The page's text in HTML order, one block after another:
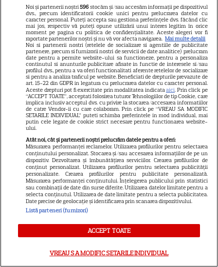
SERIALE
Noi și partenerii noștri596 stocăm și/sau accesăm informații pe dispozitivul
dvs., precum identificatorii cookie unici pentru prelucrarea datelor cu
caracter personal. Puteți accepta sau gestiona preferințele dvs. făcând clic
mai jos, respectiv vă puteți opune utilizării unui interes legitim în orice
moment pe pagina cu politica de confidențialitate. Aceste alegeri vor fi
raportate partenerilor noștri și nu vă vor afecta navigarea. Mai multe detalii
Noi si partenerii nostri (retelele de socializare si agentiile de publicitate
partenere, precum si furnizorii nostri de servicii de date analitice) prelucram
date pentru a permite website-ului sa functioneze, pentru a personaliza
continutul si anunturile publicitare afisate in functie de interesele si/sau
profilul dvs., pentru a va oferi functionalitati aferente retelelor de socializare
si pentru a analiza traficul pe website. Beneficiati de drepturile prevazute de
art. 15-22 din GDPR in legatura cu prelucrarea datelor cu caracter personal.
Aceste drepturi pot fi exercitate prin modalitatea indicataaici. Prin click pe
“ACCEPT TOATE”, acceptati folosirea tuturor Tehnologiilor de tip Cookie, care
implica inclusiv acceptul dvs. cu privire la stocarea/accesarea informatiilor
de catre Vendor-ii cu care colaboram. Prin click pe “VREAU SA MODIFIC
SETARILE INDIVIDUAL” puteti schimba preferintele in mod individual, mai
putin cele legate de cookie strict necesare pentru functionarea website-
ului.
Atât noi, cât și partenerii noștri prelucrăm datele pentru a oferi:
Măsurarea performanței reclamelor. Utilizarea profilurilor pentru selectarea
conținutului personalizat. Stocarea și/sau accesarea informațiilor de pe un
dispozitiv. Dezvoltarea și îmbunătățirea serviciilor. Crearea profilurilor de
conținut personalizat. Utilizarea profilurilor pentru selectarea publicității
personalizate. Crearea profilurilor pentru publicitate personalizată.
Măsurarea performanței conținutului. Înțelegerea publicului prin statistici
sau combinații de date din surse diferite. Utilizarea datelor limitate pentru a
selecta conținutul. Utilizarea de date limitate pentru a selecta publicitatea.
Date precise de geolocație și identificarea prin scanarea dispozitivului.
Listă parteneri (furnizori)
ACCEPT TOATE
VREAU SA MODIFIC SETARILE INDIVIDUAL